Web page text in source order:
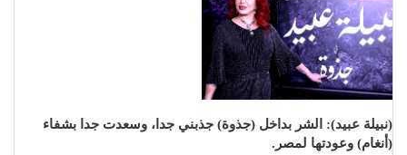
(نبيلة عبيد): الشر بداخل (جذوة) جذبني جدا، وسعدت جدا بشفاء
(أنغام) وعودتها لمصر.